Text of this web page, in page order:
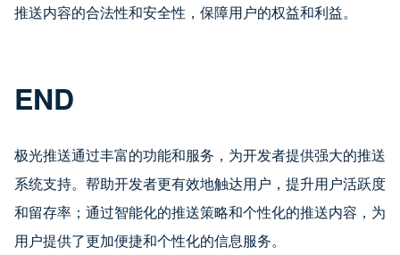
推送内容的合法性和安全性，保障用户的权益和利益。
END
极光推送通过丰富的功能和服务，为开发者提供强大的推送
系统支持。帮助开发者更有效地触达用户，提升用户活跃度
和留存率；通过智能化的推送策略和个性化的推送内容，为
用户提供了更加便捷和个性化的信息服务。